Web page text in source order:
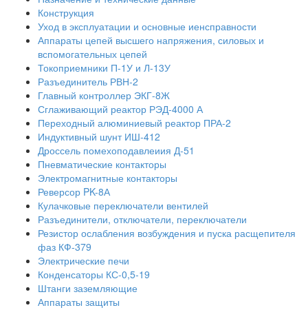
Конструкция
Уход в эксплуатации и основные иенсправности
Аппараты цепей высшего напряжения, силовых и
вспомогательных цепей
Токоприемники П-1У и Л-13У
Разъединитель РВН-2
Главный контроллер ЭКГ-8Ж
Сглаживающий реактор РЭД-4000 А
Переходный алюминиевый реактор ПРА-2
Индуктивный шунт ИШ-412
Дроссель помехоподавлеиия Д-51
Пневматические контакторы
Электромагнитные контакторы
Реверсор PK-8А
Кулачковые переключатели вентилей
Разъединители, отключатели, переключатели
Резистор ослабления возбуждения и пуска расщепителя
фаз КФ-379
Электрические печи
Конденсаторы КС-0,5-19
Штанги заземляющие
Аппараты защиты